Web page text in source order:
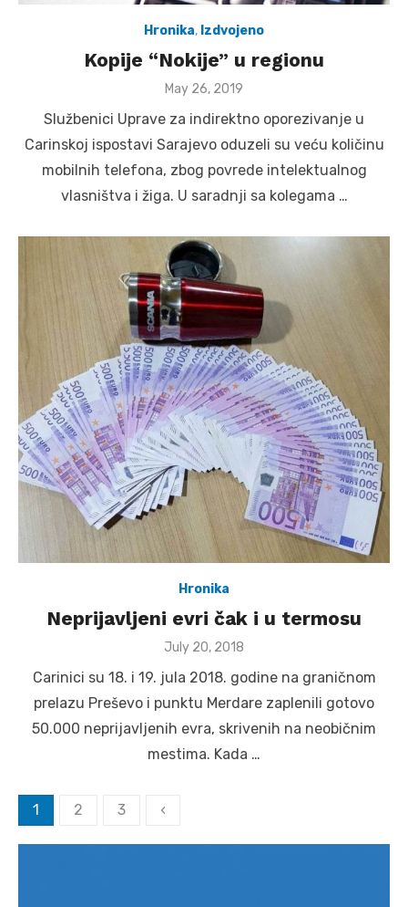
Hronika, Izdvojeno
Kopije “Nokije” u regionu
Posted
May 26, 2019
Službenici Uprave za indirektno oporezivanje u
Carinskoj ispostavi Sarajevo oduzeli su veću količinu
mobilnih telefona, zbog povrede intelektualnog
vlasništva i žiga. U saradnji sa kolegama …
Hronika
Neprijavljeni evri čak i u termosu
Posted
July 20, 2018
Carinici su 18. i 19. jula 2018. godine na graničnom
prelazu Preševo i punktu Merdare zaplenili gotovo
50.000 neprijavljenih evra, skrivenih na neobičnim
mestima. Kada …
Posts
1 2 3 ‹